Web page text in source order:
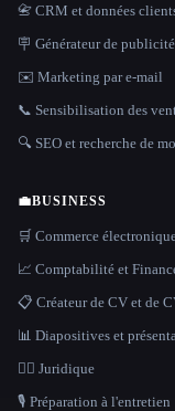
📇 CRM et données
🪧 Générateur de
✉️ Marketing par e-mail
📞 Sensibilisation des
🔍 SEO et recherche de
💼BUSINESS
🛒 Commerce
📈 Comptabilité et
📋 Créateur de CV et de
📊 Diapositives et
👩‍⚖️ Juridique
🎙️ Préparation à l'entretien